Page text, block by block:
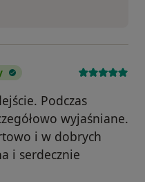
Podczas
wyjaśniane.
i w dobrych
i serdecznie